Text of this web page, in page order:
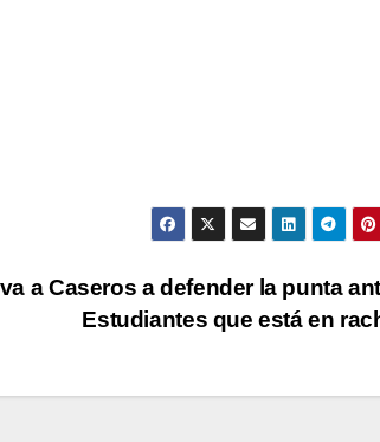
a Caseros a defender la punta
Estudiantes que está en